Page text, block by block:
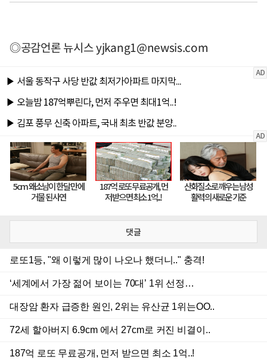
◎공감언론 뉴시스yjkang1@newsis.com
댓글